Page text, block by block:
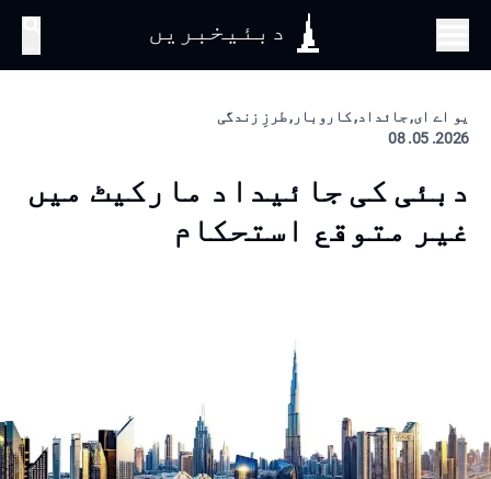
دبئیخبریں
یو اے ای, جائداد, کاروبار, طرزِ زندگی
2026. 05. 08
دبئی کی جائیداد مارکیٹ میں
غیر متوقع استحکام